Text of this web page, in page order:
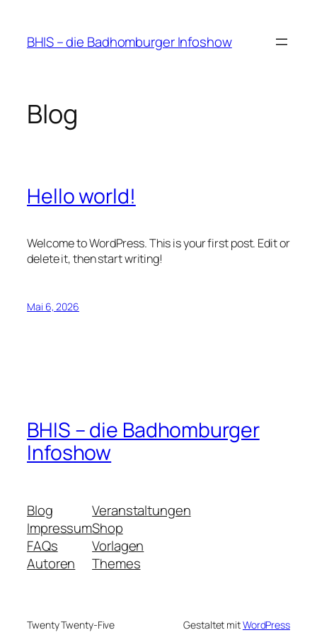
springen
BHIS – die Badhomburger Infoshow
Blog
Hello world!
Welcome to WordPress. This is your first post. Edit or
delete it, then start writing!
Mai 6, 2026
BHIS – die Badhomburger
Infoshow
Blog
Impressum
FAQs
Autoren
Veranstaltungen
Shop
Vorlagen
Themes
Twenty Twenty-Five Gestaltet mitWordPress